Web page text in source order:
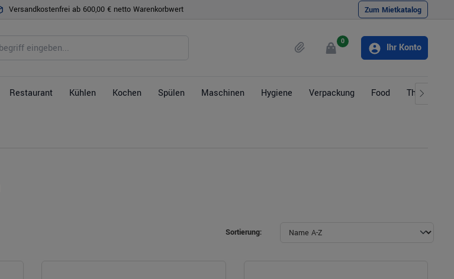
Versandkostenfrei ab 600,00 € netto Warenkorbwert Zum Mietkatalog
0
Ihr Konto
Restaurant Kühlen Kochen Spülen Maschinen Hygiene Verpackung Food Themen
Sortierung: